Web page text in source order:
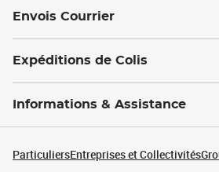
Envois Courrier
Expéditions de Colis
Informations & Assistance
ParticuliersEntreprises et Collectivités